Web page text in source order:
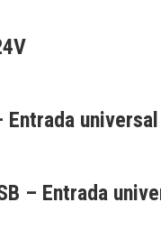
Entrada universal
– Entrada